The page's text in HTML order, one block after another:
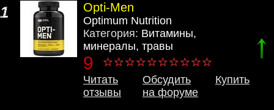
1 Opti-Men
Optimum Nutrition
Категория: Витамины,
минералы, травы
9
Читать
отзывы
Обсудить
на форуме
Купить